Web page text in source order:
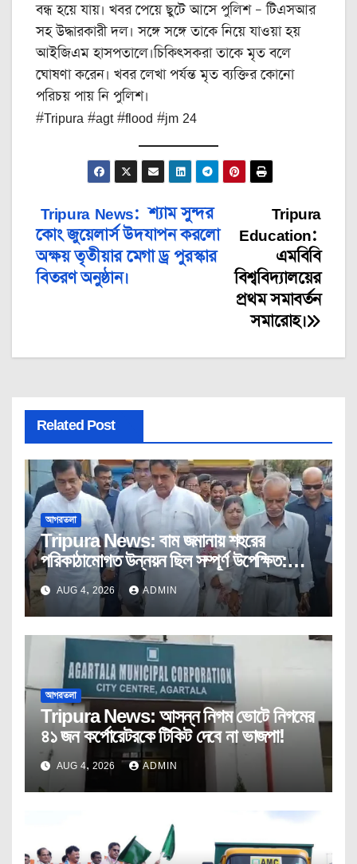
বন্ধ হয়ে যায়। খবর পেয়ে ছুটে আসে পুলিশ – টিএসআর
সহ উদ্ধারকারী দল। সঙ্গে সঙ্গে তাকে নিয়ে যাওয়া হয়
আইজিএম হাসপতালে।চিকিৎসকরা তাকে মৃত বলে
ঘোষণা করেন। খবর লেখা পর্যন্ত মৃত ব্যক্তির কোনো
পরিচয় পায় নি পুলিশ।
#Tripura #agt #flood #jm 24
Post
navigation
Tripura
Education:
এমবিবি
বিশ্ববিদ্যালয়ের
প্রথম সমাবর্তন
সমারোহ।
Tripura News: শ্যাম সুন্দর
কোং জুয়েলার্স উদযাপন করলো
অক্ষয় তৃতীয়ার মেগা ড্র পুরস্কার
বিতরণ অনুষ্ঠান।
Related Post
আগরতলা
Tripura News: বাম জমানায় শহরের
পরিকাঠামোগত উন্নয়ন ছিল সম্পূর্ণ উপেক্ষিত:
মুখ্যমন্ত্রী
AUG 4, 2026 ADMIN
আগরতলা
Tripura News: আসন্ন নিগম ভোটে নিগমের
৪১ জন কর্পোরেটরকে টিকিট দেবে না ভাজপা!
AUG 4, 2026 ADMIN